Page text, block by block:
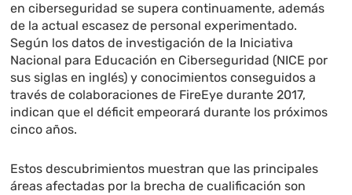
en ciberseguridad se supera continuamente, además
de la actual escasez de personal experimentado.
Según los datos de investigación de la Iniciativa
Nacional para Educación en Ciberseguridad (NICE por
sus siglas en inglés) y conocimientos conseguidos a
través de colaboraciones de FireEye durante 2017,
indican que el déficit empeorará durante los próximos
cinco años.
Estos descubrimientos muestran que las principales
áreas afectadas por la brecha de cualificación son